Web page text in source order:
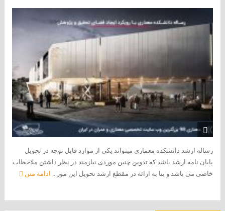
رساله ارشد دانشکده معماری میتواند یکی از موارد قابل توجه در تحویل
پایان نامه ارشد باشد که تدوین چنین موردی نیازمند در نظر داشتن ملاحظات
خاصی می باشد و بنا به ارائه در مقطع ارشد تحویل این مور... ادامه متن